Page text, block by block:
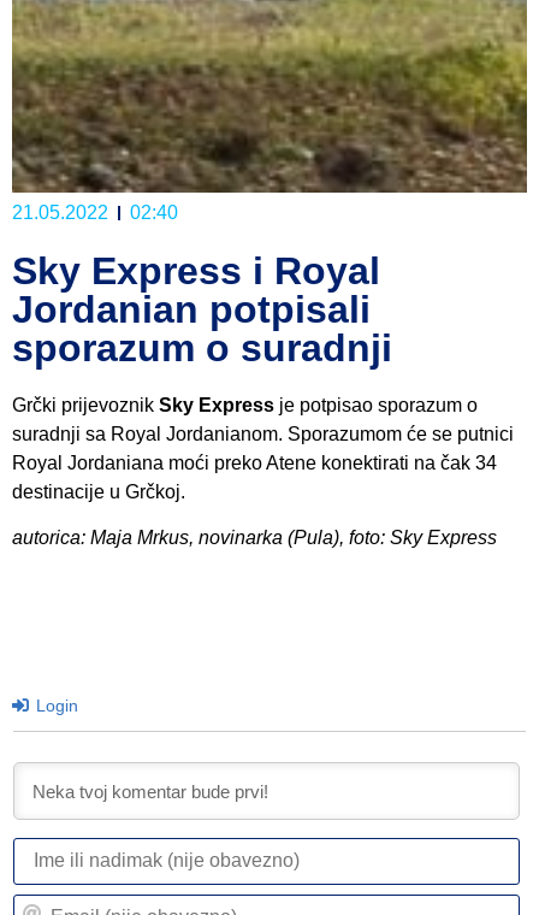
21.05.2022 02:40
Sky Express i Royal
Jordanian potpisali
sporazum o suradnji
Grčki prijevoznik Sky Express je potpisao sporazum o
suradnji sa Royal Jordanianom. Sporazumom će se putnici
Royal Jordaniana moći preko Atene konektirati na čak 34
destinacije u Grčkoj.
autorica: Maja Mrkus, novinarka (Pula), foto: Sky Express
Login